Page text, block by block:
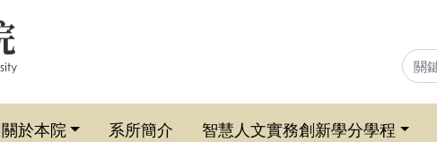
關於本院 系所簡介 智慧人文實務創新學分學程